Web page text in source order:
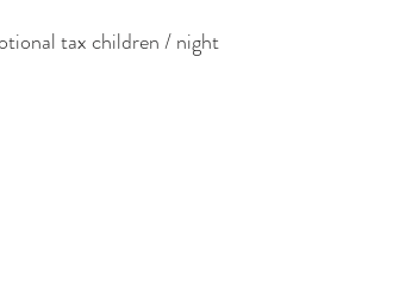
tax children / night